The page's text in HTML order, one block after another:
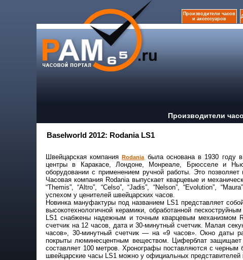
Производители часов
и аксессуаров
Производители
Baselworld 2012: Rodania LS1
Швейцарская компанияRodaniaбыла основана в 1930 году в
центры в Каракасе, Лондоне, Монреале, Брюсселе и
оборудовании с применением ручной работы. Это позволяет
Часовая компания Rodania выпускает кварцевые и
“Themis”, “Altro”, “Celso”, “Jadis”, “Nelson”, “Evolution”,
успехом у ценителей швейцарских часов.
Новинка мануфактуры под названием LS1 представляет
высокотехнологичной керамики, обработанной
LS1 снабжены надежным и точным кварцевым механизмом
счетчик на 12 часов, дата и 30-минутный счетчик. Малая
часов», 30-минутный счетчик — на «9 часов». Окно даты
покрыты люминесцентным веществом. Циферблат
составляет 100 метров. Хронографы поставляются с
швейцарские часы LS1 можно у официальных представителей